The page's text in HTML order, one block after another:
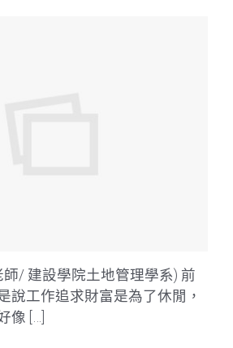
/ 建設學院土地管理學系) 前
說工作追求財富是為了休閒，
像 […]